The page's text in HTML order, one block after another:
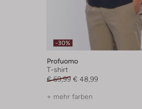
-30%
Profuomo
T-shirt
€ 69,99 € 48,99
+ mehr farben